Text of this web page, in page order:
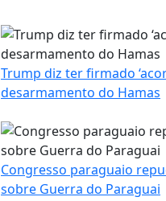
Trump diz ter firmado
desarmamento do Hamas
Congresso paraguaio
sobre Guerra do Paraguai